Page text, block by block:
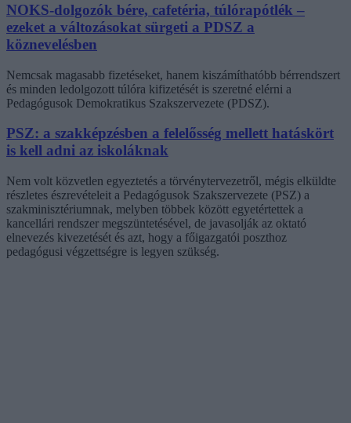
NOKS-dolgozók bére, cafetéria, túlórapótlék –
ezeket a változásokat sürgeti a PDSZ a
köznevelésben
Nemcsak magasabb fizetéseket, hanem kiszámíthatóbb bérrendszert
és minden ledolgozott túlóra kifizetését is szeretné elérni a
Pedagógusok Demokratikus Szakszervezete (PDSZ).
PSZ: a szakképzésben a felelősség mellett hatáskört
is kell adni az iskoláknak
Nem volt közvetlen egyeztetés a törvénytervezetről, mégis elküldte
részletes észrevételeit a Pedagógusok Szakszervezete (PSZ) a
szakminisztériumnak, melyben többek között egyetértettek a
kancellári rendszer megszüntetésével, de javasolják az oktató
elnevezés kivezetését és azt, hogy a főigazgatói poszthoz
pedagógusi végzettségre is legyen szükség.